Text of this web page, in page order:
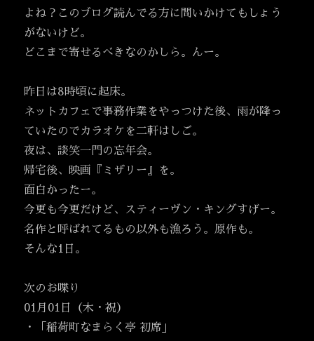
よね？このブログ読んでる方に問いかけてもしょう
がないけど。
どこまで寄せるべきなのかしら。んー。
昨日は8時頃に起床。
ネットカフェで事務作業をやっつけた後、雨が降っ
ていたのでカラオケを二軒はしご。
夜は、談笑一門の忘年会。
帰宅後、映画『ミザリー』を。
面白かったー。
今更も今更だけど、スティーヴン・キングすげー。
名作と呼ばれてるもの以外も漁ろう。原作も。
そんな1日。
次のお喋り
01月01日（木・祝）
・「稲荷町なまらく亭 初席」